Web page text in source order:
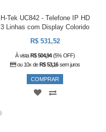
H-Tek UC842 - Telefone IP HD
3 Linhas com Display Colorido
R$ 531,52
À vistaR$ 504,94(5% OFF)
ou 10x deR$ 53,16sem juros
COMPRAR